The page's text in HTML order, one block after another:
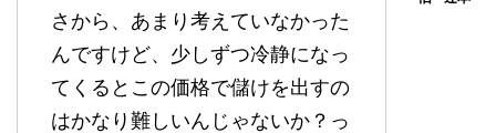
さから、あまり考えていなかった
んですけど、少しずつ冷静になっ
てくるとこの価格で儲けを出すの
はかなり難しいんじゃないか？っ